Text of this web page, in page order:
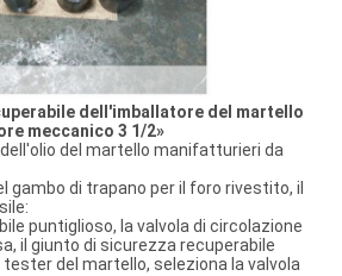
dell'imballatore del martello
meccanico 3 1/2»
del martello manifatturieri da
gambo di trapano per il foro rivestito, il
puntiglioso, la valvola di circolazione
il giunto di sicurezza recuperabile
del martello, seleziona la valvola